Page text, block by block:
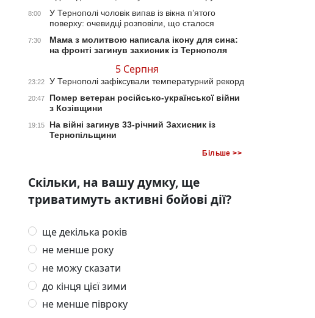
8:00
У Тернополі чоловік випав із вікна п’ятого
поверху: очевидці розповіли, що сталося
7:30
Мама з молитвою написала ікону для сина:
на фронті загинув захисник із Тернополя
5 Серпня
23:22 У Тернополі зафіксували температурний рекорд
20:47
Помер ветеран російсько-української війни
з Козівщини
19:15
На війні загинув 33-річний Захисник із
Тернопільщини
Більше >>
Скільки, на вашу думку, ще
триватимуть активні бойові дії?
ще декілька років
не менше року
не можу сказати
до кінця цієї зими
не менше півроку